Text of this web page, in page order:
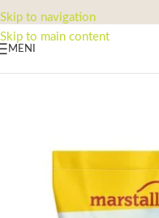
Skip to navigation
Skip to main content
MENI